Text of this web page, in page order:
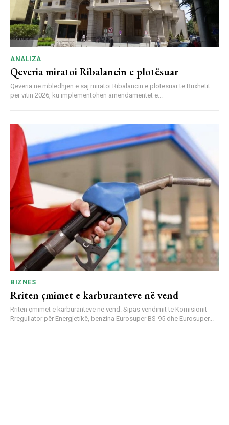
ANALIZA
Qeveria miratoi Ribalancin e plotësuar
Qeveria në mbledhjen e saj miratoi Ribalancin e plotësuar të Buxhetit
për vitin 2026, ku implementohen amendamentet e...
BIZNES
Rriten çmimet e karburanteve në vend
Rriten çmimet e karburanteve në vend. Sipas vendimit të Komisionit
Rregullator për Energjetikë, benzina Eurosuper BS-95 dhe Eurosuper...